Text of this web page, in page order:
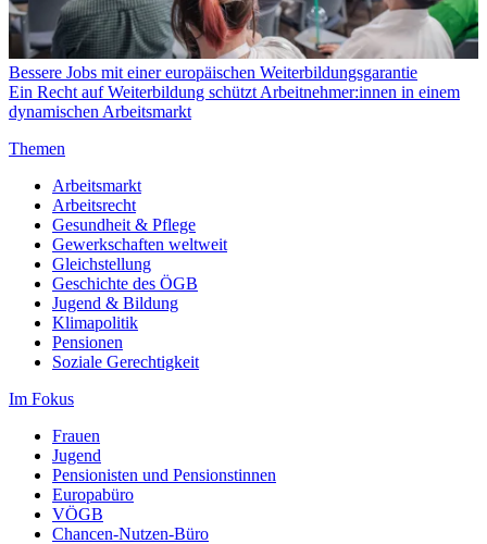
Bessere Jobs mit einer europäischen Weiterbildungsgarantie
Ein Recht auf Weiterbildung schützt Arbeitnehmer:innen in einem
dynamischen Arbeitsmarkt
Themen
Arbeitsmarkt
Arbeitsrecht
Gesundheit & Pflege
Gewerkschaften weltweit
Gleichstellung
Geschichte des ÖGB
Jugend & Bildung
Klimapolitik
Pensionen
Soziale Gerechtigkeit
Im Fokus
Frauen
Jugend
Pensionisten und Pensionstinnen
Europabüro
VÖGB
Chancen-Nutzen-Büro